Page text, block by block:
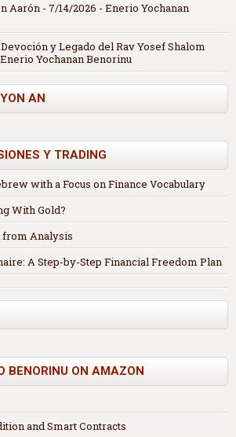
Aarón - 7/14/2026 - Enerio Yochanan
y Legado del Rav Yosef Shalom
Yochanan Benorinu
AN
Y TRADING
with a Focus on Finance Vocabulary
With Gold?
Analysis
A Step-by-Step Financial Freedom Plan
BENORINU ON AMAZON
and Smart Contracts